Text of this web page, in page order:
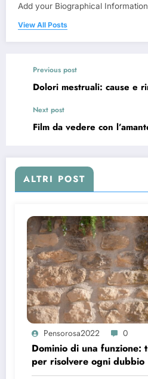
Add your Biographical
View All Posts
Previous post
Dolori mestruali: cause e
Next post
Film da vedere con
ALTRI POST
Pensorosa2022 0
Dominio di una funzione:
per risolvere ogni dubbio